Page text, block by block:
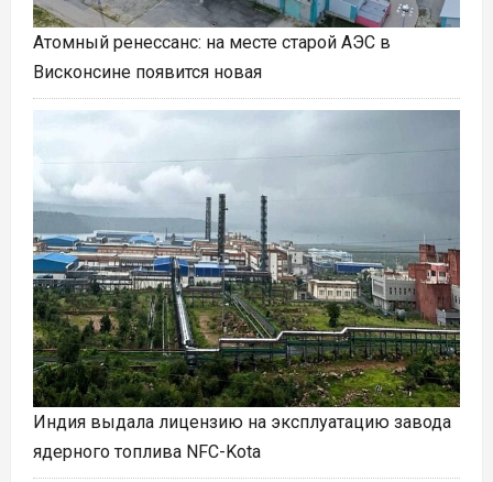
Атомный ренессанс: на месте старой АЭС в
Висконсине появится новая
Индия выдала лицензию на эксплуатацию завода
ядерного топлива NFC-Kota